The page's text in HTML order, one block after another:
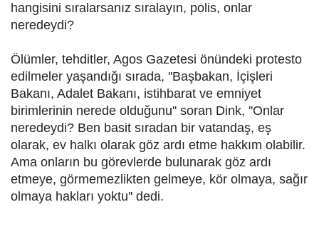
hangisini sıralarsanız sıralayın, polis, onlar
neredeydi?
Ölümler, tehditler, Agos Gazetesi önündeki protesto
edilmeler yaşandığı sırada, ''Başbakan, İçişleri
Bakanı, Adalet Bakanı, istihbarat ve emniyet
birimlerinin nerede olduğunu'' soran Dink, ''Onlar
neredeydi? Ben basit sıradan bir vatandaş, eş
olarak, ev halkı olarak göz ardı etme hakkım olabilir.
Ama onların bu görevlerde bulunarak göz ardı
etmeye, görmemezlikten gelmeye, kör olmaya, sağır
olmaya hakları yoktu'' dedi.